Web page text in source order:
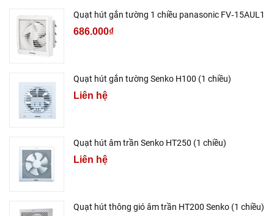
Quạt hút gắn tường 1 chiều panasonic FV‑15AUL1
686.000₫
Quạt hút gắn tường Senko H100 (1 chiều)
Liên hệ
Quạt hút âm trần Senko HT250 (1 chiều)
Liên hệ
Quạt hút thông gió âm trần HT200 Senko (1 chiều)